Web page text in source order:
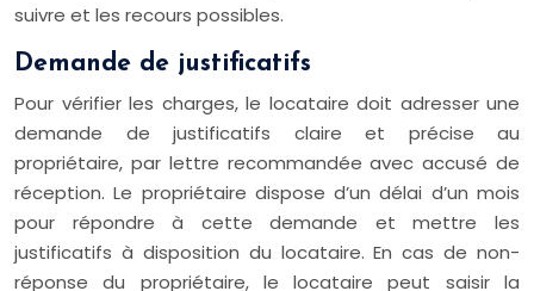
suivre et les recours possibles.
Demande de justificatifs
Pour vérifier les charges, le locataire doit adresser une
demande de justificatifs claire et précise au
propriétaire, par lettre recommandée avec accusé de
réception. Le propriétaire dispose d’un délai d’un mois
pour répondre à cette demande et mettre les
justificatifs à disposition du locataire. En cas de non-
réponse du propriétaire, le locataire peut saisir la